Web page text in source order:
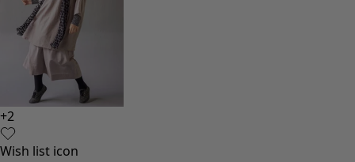
+2
Wish list icon